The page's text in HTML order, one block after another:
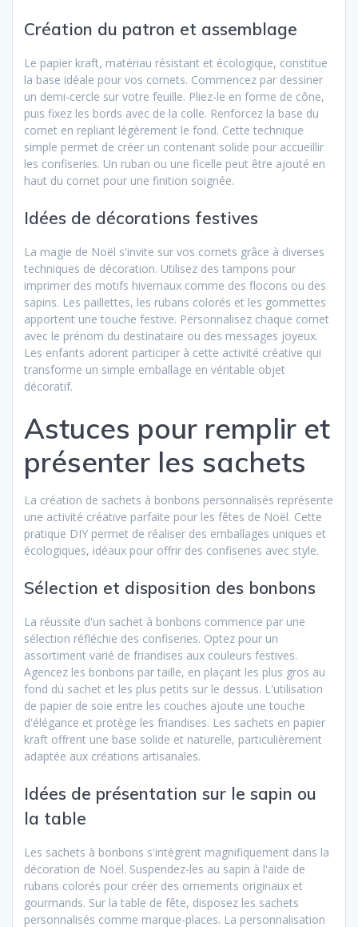
Création du patron et assemblage
Le papier kraft, matériau résistant et écologique, constitue
la base idéale pour vos cornets. Commencez par dessiner
un demi-cercle sur votre feuille. Pliez-le en forme de cône,
puis fixez les bords avec de la colle. Renforcez la base du
cornet en repliant légèrement le fond. Cette technique
simple permet de créer un contenant solide pour accueillir
les confiseries. Un ruban ou une ficelle peut être ajouté en
haut du cornet pour une finition soignée.
Idées de décorations festives
La magie de Noël s'invite sur vos cornets grâce à diverses
techniques de décoration. Utilisez des tampons pour
imprimer des motifs hivernaux comme des flocons ou des
sapins. Les paillettes, les rubans colorés et les gommettes
apportent une touche festive. Personnalisez chaque cornet
avec le prénom du destinataire ou des messages joyeux.
Les enfants adorent participer à cette activité créative qui
transforme un simple emballage en véritable objet
décoratif.
Astuces pour remplir et
présenter les sachets
La création de sachets à bonbons personnalisés représente
une activité créative parfaite pour les fêtes de Noël. Cette
pratique DIY permet de réaliser des emballages uniques et
écologiques, idéaux pour offrir des confiseries avec style.
Sélection et disposition des bonbons
La réussite d'un sachet à bonbons commence par une
sélection réfléchie des confiseries. Optez pour un
assortiment varié de friandises aux couleurs festives.
Agencez les bonbons par taille, en plaçant les plus gros au
fond du sachet et les plus petits sur le dessus. L'utilisation
de papier de soie entre les couches ajoute une touche
d'élégance et protège les friandises. Les sachets en papier
kraft offrent une base solide et naturelle, particulièrement
adaptée aux créations artisanales.
Idées de présentation sur le sapin ou
la table
Les sachets à bonbons s'intègrent magnifiquement dans la
décoration de Noël. Suspendez-les au sapin à l'aide de
rubans colorés pour créer des ornements originaux et
gourmands. Sur la table de fête, disposez les sachets
personnalisés comme marque-places. La personnalisation